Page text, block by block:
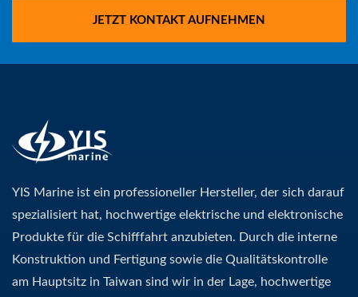
JETZT KONTAKT AUFNEHMEN
YIS Marine ist ein professioneller Hersteller, der sich darauf
spezialisiert hat, hochwertige elektrische und elektronische
Produkte für die Schifffahrt anzubieten. Durch die interne
Konstruktion und Fertigung sowie die Qualitätskontrolle
am Hauptsitz in Taiwan sind wir in der Lage, hochwertige